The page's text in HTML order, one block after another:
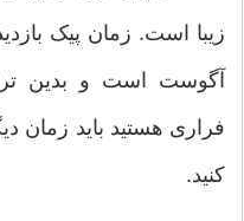
زیبا است. زمان پیک
آگوست است و بدین
کنید.